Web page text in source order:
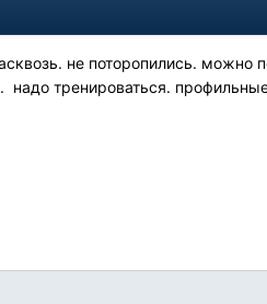
не поторопились.
тренироваться.